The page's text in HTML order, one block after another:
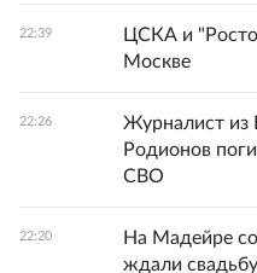
22:39
ЦСКА и
Москве
22:26
Журналист из
Родионов
СВО
22:20
На Мадейре
ждали